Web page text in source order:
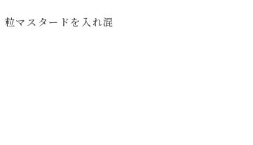
マスタードを入れ混